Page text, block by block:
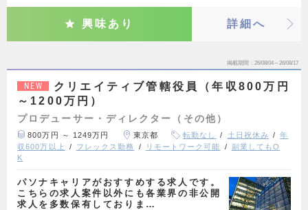
興味あり 詳細へ
掲載期間 26/08/04～26/08/17
NEW
クリエイティブ管轄役員（年収800万円
～1200万円）
プロデューサー・ディレクター（その他）
800万円 ～ 1249万円 東京都 転勤なし 土日祝休み
年
収600万以上
フレックス勤務 リモートワーク可能
副業してもO
K
パソナキャリアがおすすめする求人です。
こちらの求人案件以外にも各業界の非公開
求人を多数保有しておりま…